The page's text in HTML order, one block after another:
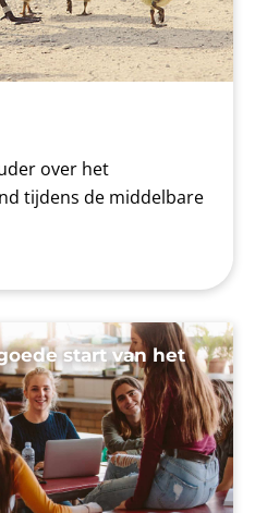
over het
tijdens de middelbare
start van het